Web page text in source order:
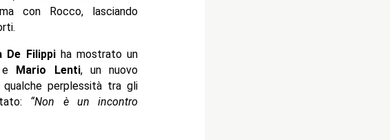
con Rocco, lasciando
De Filippiha mostrato un
e Mario Lenti, un nuovo
perplessità tra gli
“Non è un incontro